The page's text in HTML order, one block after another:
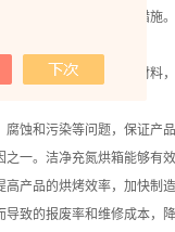
程中需要采取防护措施
于保护敏感产品或材料，
和污染等问题，保证产品
。洁净充氮烘箱能够有效
品的烘烤效率，加快制造
的报废率和维修成本，降